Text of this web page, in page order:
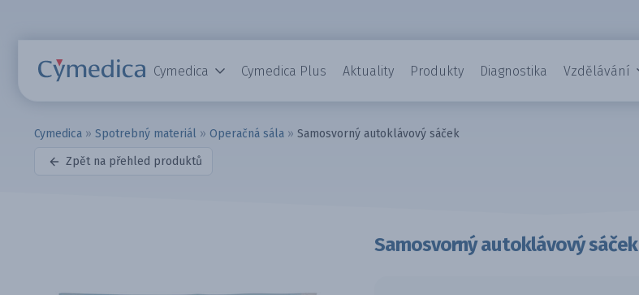
Cymedica Cymedica Plus Aktuality Produkty Diagnostika Vzdělávání
Cymedica » Spotrebný materiál » Operačná sála » Samosvorný autoklávový sáček
Zpět na přehled produktů
Samosvorný autoklávový sáček